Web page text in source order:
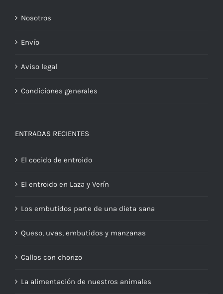
Nosotros
Envío
Aviso legal
Condiciones generales
ENTRADAS RECIENTES
El cocido de entroido
El entroido en Laza y Verín
Los embutidos parte de una dieta sana
Queso, uvas, embutidos y manzanas
Callos con chorizo
La alimentación de nuestros animales